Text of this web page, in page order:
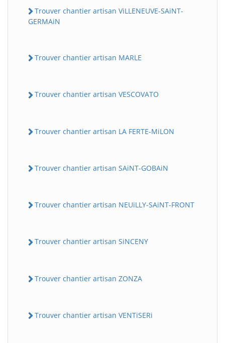
Trouver chantier artisan ViLLENEUVE-SAiNT-
GERMAiN
Trouver chantier artisan MARLE
Trouver chantier artisan VESCOVATO
Trouver chantier artisan LA FERTE-MiLON
Trouver chantier artisan SAiNT-GOBAiN
Trouver chantier artisan NEUiLLY-SAiNT-FRONT
Trouver chantier artisan SiNCENY
Trouver chantier artisan ZONZA
Trouver chantier artisan VENTiSERi